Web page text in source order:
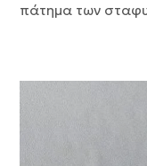
πάτημα των